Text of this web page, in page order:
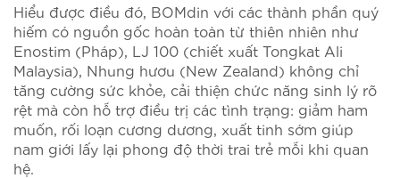
Hiểu được điều đó, BOMdin với các thành phần quý
hiếm có nguồn gốc hoàn toàn từ thiên nhiên như
Enostim (Pháp), LJ 100 (chiết xuất Tongkat Ali
Malaysia), Nhung hươu (New Zealand) không chỉ
tăng cường sức khỏe, cải thiện chức năng sinh lý rõ
rệt mà còn hỗ trợ điều trị các tình trạng: giảm ham
muốn, rối loạn cương dương, xuất tinh sớm giúp
nam giới lấy lại phong độ thời trai trẻ mỗi khi quan
hệ.